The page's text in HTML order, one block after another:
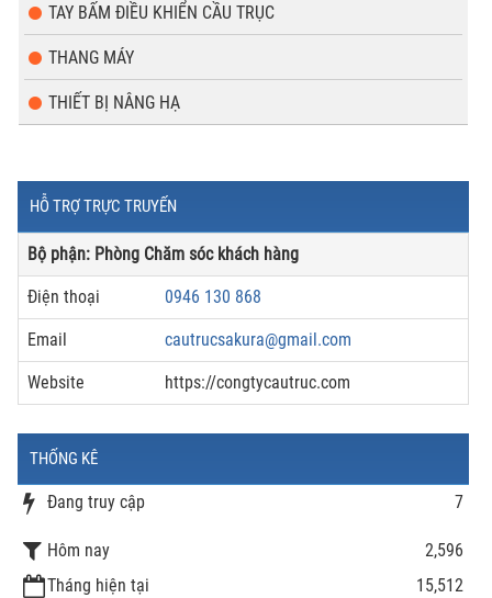
TAY BẤM ĐIỀU KHIỂN CẦU TRỤC
THANG MÁY
THIẾT BỊ NÂNG HẠ
HỖ TRỢ TRỰC TRUYẾN
Bộ phận: Phòng Chăm sóc khách hàng
Điện thoại 0946 130 868
Email cautrucsakura@gmail.com
Website https://congtycautruc.com
THỐNG KÊ
Đang truy cập 7
Hôm nay
2,596
Tháng hiện tại
15,512